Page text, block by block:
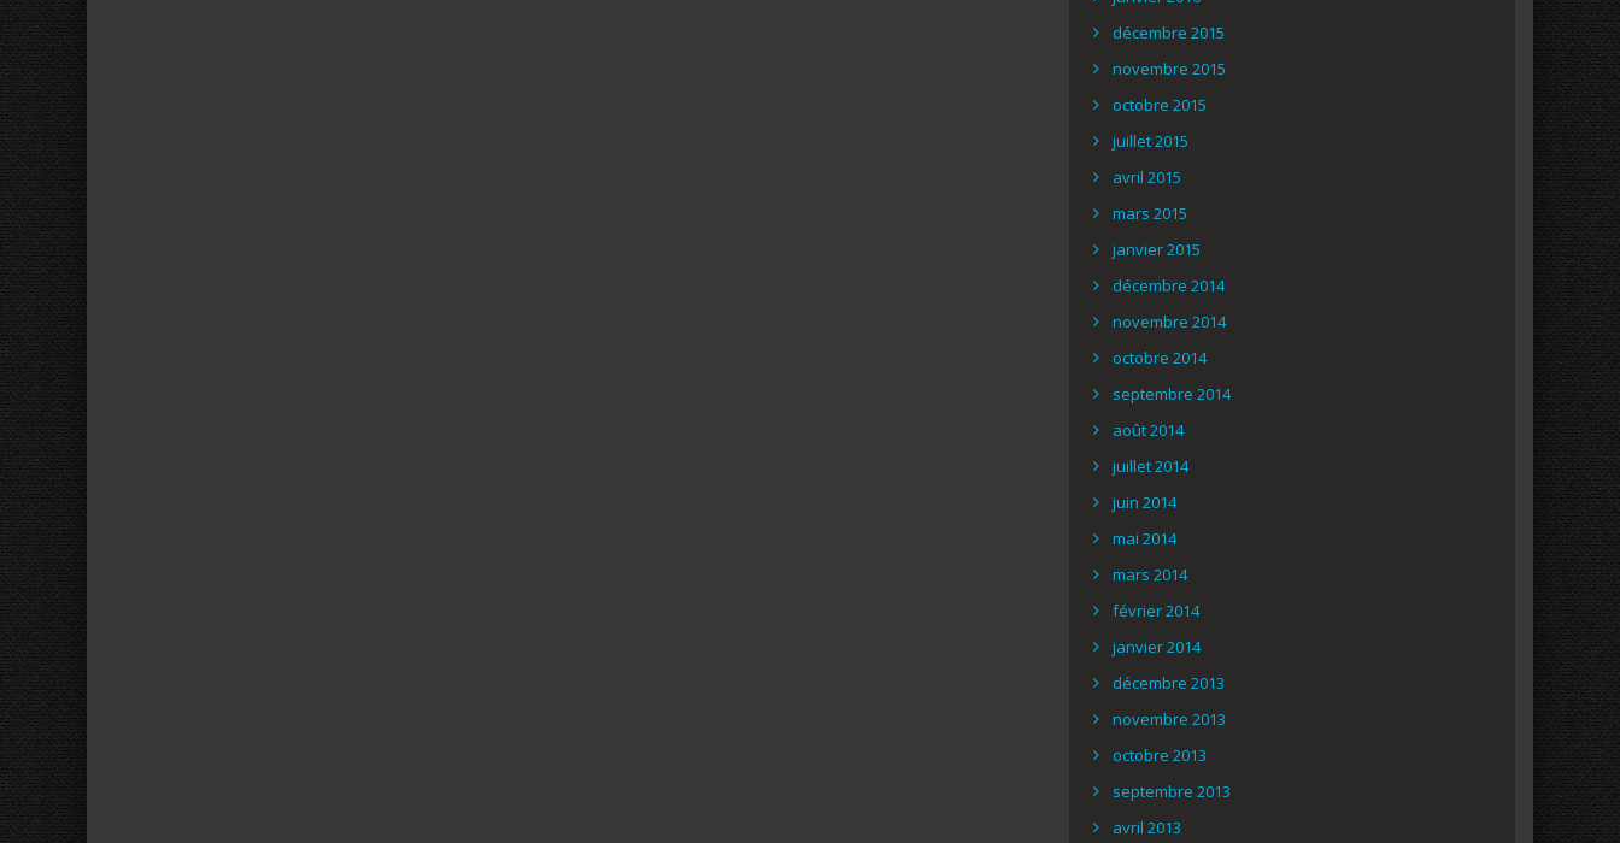
décembre 2015
novembre 2015
octobre 2015
juillet 2015
avril 2015
mars 2015
janvier 2015
décembre 2014
novembre 2014
octobre 2014
septembre 2014
août 2014
juillet 2014
juin 2014
mai 2014
mars 2014
février 2014
janvier 2014
décembre 2013
novembre 2013
octobre 2013
septembre 2013
avril 2013